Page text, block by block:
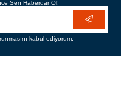
Sen Haberdar Ol!
kabul ediyorum.